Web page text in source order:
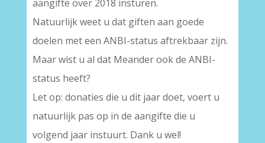
aangifte over 2018 insturen.
Natuurlijk weet u dat giften aan goede
doelen met een ANBI-status aftrekbaar zijn.
Maar wist u al dat Meander ook de ANBI-
status heeft?
Let op: donaties die u dit jaar doet, voert u
natuurlijk pas op in de aangifte die u
volgend jaar instuurt. Dank u wel!